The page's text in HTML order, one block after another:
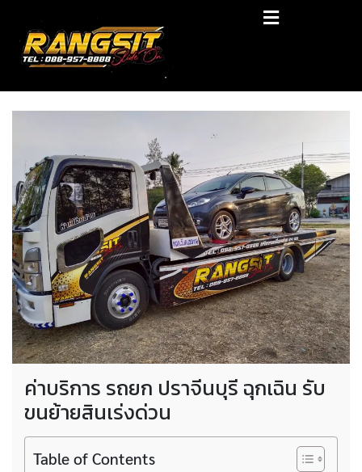
content
RANGSIT SlideON
รถยก168 รถสไลด์รังสิต รถสไลด์ ราคาถูก
ค่าบริการ รถยก ปราจีนบุรี ฉุกเฉิน รับ
ขนย้ายสินเร่งด่วน
Table of Contents